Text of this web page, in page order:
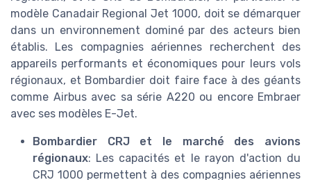
modèle Canadair Regional Jet 1000, doit se démarquer
dans un environnement dominé par des acteurs bien
établis. Les compagnies aériennes recherchent des
appareils performants et économiques pour leurs vols
régionaux, et Bombardier doit faire face à des géants
comme Airbus avec sa série A220 ou encore Embraer
avec ses modèles E-Jet.
Bombardier CRJ et le marché des avions
régionaux: Les capacités et le rayon d'action du
CRJ 1000 permettent à des compagnies aériennes